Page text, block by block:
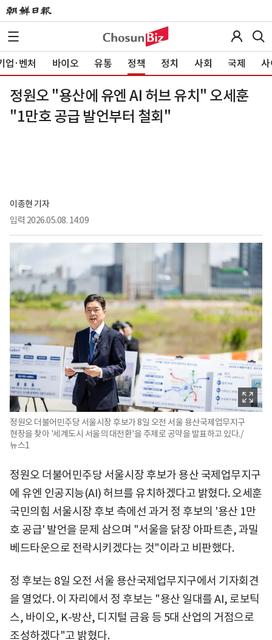
업·벤처 바이오 유통 정책 정치 사회 국제 사
정원오 "용산에 유엔 AI 허브 유치" 오세훈
"1만호 공급 발언부터 철회"
이종현 기자
입력 2026.05.08. 14:09
정원오 더불어민주당 서울시장 후보가 8일 오전 서울 용산국제업무지구
현장을 찾아 '세계도시 서울의 대전환'을 주제로 공약을 발표하고 있다./
뉴스1
정원오 더불어민주당 서울시장 후보가 용산 국제업무지구
에 유엔 인공지능(AI) 허브를 유치하겠다고 밝혔다. 오세훈
국민의힘 서울시장 후보 측에선 과거 정 후보의 '용산 1만
호 공급' 발언을 문제 삼으며 "서울을 닭장 아파트촌, 과밀
베드타운으로 전락시키겠다는 것"이라고 비판했다.
정 후보는 8일 오전 서울 용산국제업무지구에서 기자회견
을 열었다. 이 자리에서 정 후보는 "용산 일대를 AI, 로보틱
스, 바이오, K-방산, 디지털 금융 등 5대 산업의 거점으로
조성하겠다"고 밝혔다.